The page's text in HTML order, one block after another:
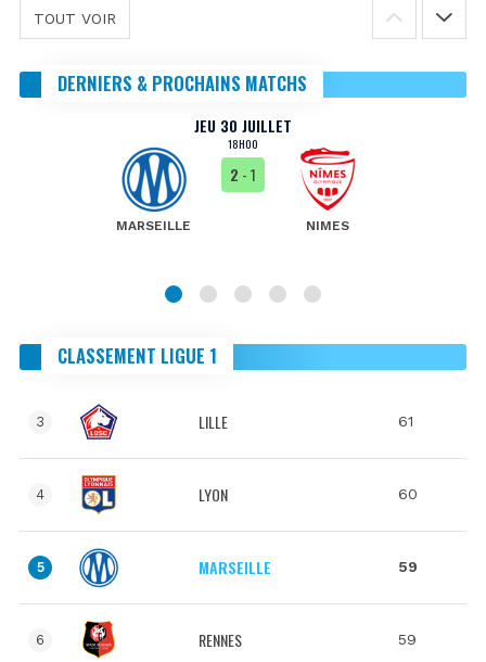
TOUT VOIR
DERNIERS & PROCHAINS MATCHS
JEU 30 JUILLET
18H00
MARSEILLE
2 - 1
NIMES
CLASSEMENT LIGUE 1
3 LILLE 61
4 LYON 60
5 MARSEILLE 59
6 RENNES 59